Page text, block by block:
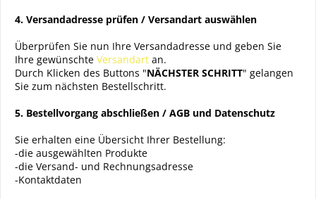
4. Versandadresse prüfen / Versandart auswählen
Überprüfen Sie nun Ihre Versandadresse und geben Sie
Ihre gewünschte Versandart an.
Durch Klicken des Buttons "NÄCHSTER SCHRITT" gelangen
Sie zum nächsten Bestellschritt.
5. Bestellvorgang abschließen / AGB und Datenschutz
Sie erhalten eine Übersicht Ihrer Bestellung:
-die ausgewählten Produkte
-die Versand- und Rechnungsadresse
-Kontaktdaten